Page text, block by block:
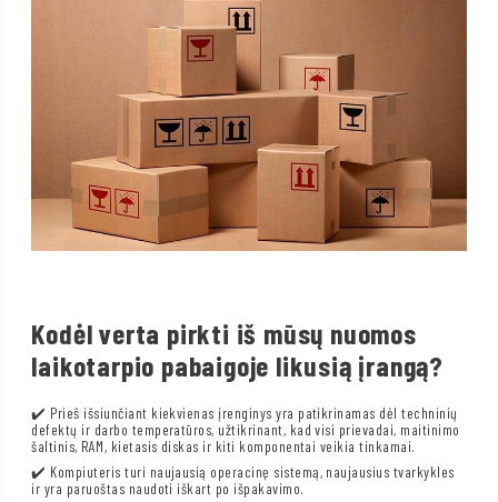
Kodėl verta pirkti iš mūsų nuomos
laikotarpio pabaigoje likusią įrangą?
✔️ Prieš išsiunčiant kiekvienas įrenginys yra patikrinamas dėl techninių
defektų ir darbo temperatūros, užtikrinant, kad visi prievadai, maitinimo
šaltinis, RAM, kietasis diskas ir kiti komponentai veikia tinkamai.
✔️ Kompiuteris turi naujausią operacinę sistemą, naujausius tvarkykles
ir yra paruoštas naudoti iškart po išpakavimo.